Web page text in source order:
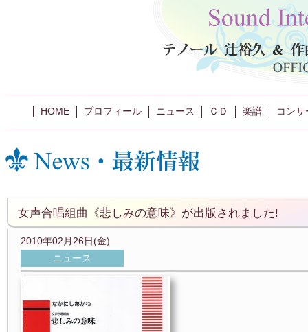
HOME プロフィール ニュース ＣＤ 楽譜 コン
女声合唱組曲《悲しみの意味》が出版されました!
2010年02月26日(金)
ニュース